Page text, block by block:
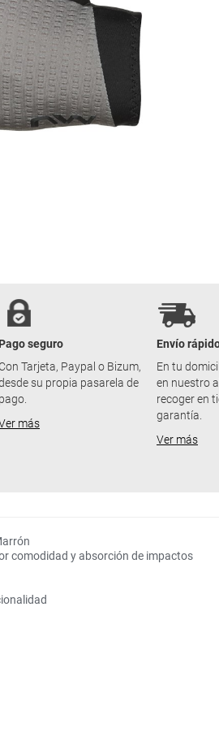
Pago seguro
Con Tarjeta, Paypal o Bizum,
su propia pasarela de
pago.
más
Envío
En tu
en nuestro
recoger en
garantía.
Ver más
comodidad y absorción de impactos